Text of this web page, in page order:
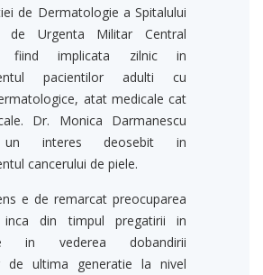
de Dermatologie a Spitalului
de Urgenta Militar Central
fiind implicata zilnic in
pacientilor adulti cu
atat medicale cat
Dr. Monica Darmanescu
un interes deosebit in
cancerului de piele.
e de remarcat preocuparea
inca din timpul pregatirii in
in vederea dobandirii
de ultima generatie la nivel